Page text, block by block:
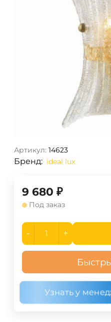
Артикул: 14623
Бренд: ideal lux
9 680 ₽
Под заказ
- +
Узнать у